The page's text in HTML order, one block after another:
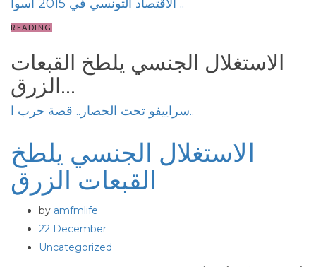
الاقتصاد التونسي في 2015 أسوأ ..
READING
الاستغلال الجنسي يلطخ القبعات
الزرق...
سراييفو تحت الحصار.. قصة حرب ا..
الاستغلال الجنسي يلطخ
القبعات الزرق
by amfmlife
22 December
Uncategorized